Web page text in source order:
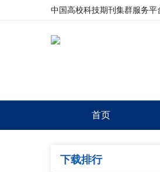
中国高校科技期刊集群服务平
首页
下载排行